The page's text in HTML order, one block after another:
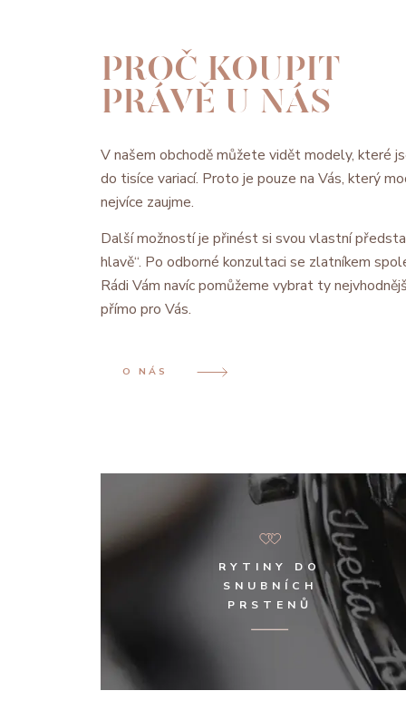
PROČ KOUPIT
PRÁVĚ U NÁS
V našem obchodě můžete vidět modely, které
do tisíce variací. Proto je pouze na Vás, který
nejvíce zaujme.
Další možností je přinést si svou vlastní
hlavě“. Po odborné konzultaci se zlatníkem
Rádi Vám navíc pomůžeme vybrat ty
přímo pro Vás.
O NÁS
RYTINY DO
SNUBNÍCH
PRSTENŮ